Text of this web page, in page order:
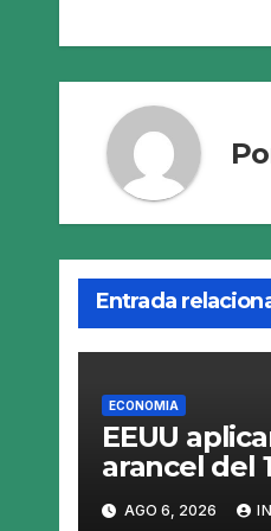
Entrada
ECONOMIA
EEUU
arancel del
productos
AGO 6, 2026